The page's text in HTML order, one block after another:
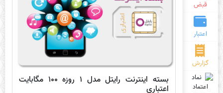
قبض
اعتبار
گزارش
بسته اینترنت رایتل مدل 1 روزه 100 مگابایت
اعتباری